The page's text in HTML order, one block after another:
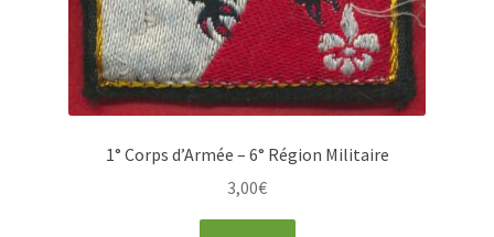
1° Corps d’Armée – 6° Région Militaire
3,00€